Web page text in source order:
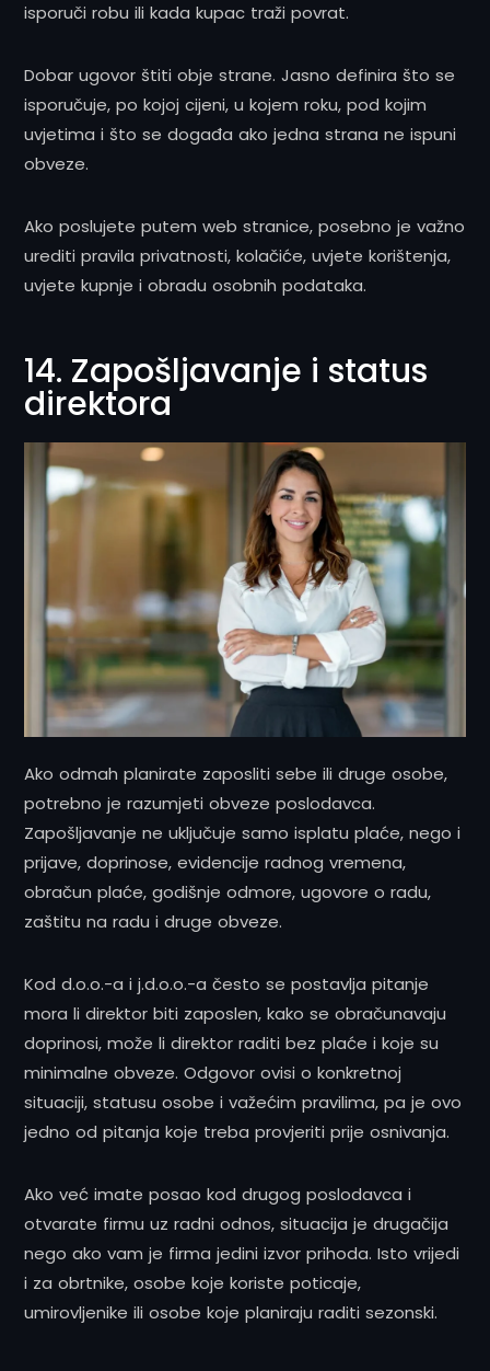
isporuči robu ili kada kupac traži povrat.
Dobar ugovor štiti obje strane. Jasno definira što se
isporučuje, po kojoj cijeni, u kojem roku, pod kojim
uvjetima i što se događa ako jedna strana ne ispuni
obveze.
Ako poslujete putem web stranice, posebno je važno
urediti pravila privatnosti, kolačiće, uvjete korištenja,
uvjete kupnje i obradu osobnih podataka.
14. Zapošljavanje i status
direktora
Ako odmah planirate zaposliti sebe ili druge osobe,
potrebno je razumjeti obveze poslodavca.
Zapošljavanje ne uključuje samo isplatu plaće, nego i
prijave, doprinose, evidencije radnog vremena,
obračun plaće, godišnje odmore, ugovore o radu,
zaštitu na radu i druge obveze.
Kod d.o.o.-a i j.d.o.o.-a često se postavlja pitanje
mora li direktor biti zaposlen, kako se obračunavaju
doprinosi, može li direktor raditi bez plaće i koje su
minimalne obveze. Odgovor ovisi o konkretnoj
situaciji, statusu osobe i važećim pravilima, pa je ovo
jedno od pitanja koje treba provjeriti prije osnivanja.
Ako već imate posao kod drugog poslodavca i
otvarate firmu uz radni odnos, situacija je drugačija
nego ako vam je firma jedini izvor prihoda. Isto vrijedi
i za obrtnike, osobe koje koriste poticaje,
umirovljenike ili osobe koje planiraju raditi sezonski.